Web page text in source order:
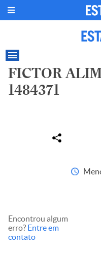
FICTOR
1484371
Encontrou algum
erro? Entre em
contato